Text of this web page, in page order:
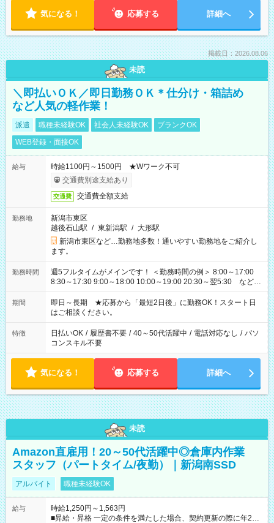
気になる！ 応募する 詳細へ
掲載日：2026.08.06
未読
＼即払いＯＫ／即日勤務ＯＫ＊仕分け・箱詰め
など人気の軽作業！
派遣 職種未経験OK 社会人未経験OK
ブランクOK
WEB登録・面接OK
給与
時給1100円～1500円 ★Wワーク不可
交通費別途支給あり
交通費 交通費全額支給
勤務地
新潟市東区
越後石山駅 / 東新潟駅 / 大形駅
新潟市東区など…勤務地多数！通いやすい勤務地をご紹介し
ます。
勤務時間
週5フルタイムがメインです！ ＜勤務時間の例＞ 8:00～17:00
8:30～17:30 9:00～18:00 10:00～19:00 20:30～翌5:30 など ★
その他にも勤務時間多数！ 日勤のみ、残業なし、交替制など
ご希望を教えてください！
期間
即日～長期 ★応募から「最短2日後」に勤務OK！スタート日
はご相談ください。
特徴 日払いOK / 履歴書不要 / 40～50代活躍中 / 電話対応なし / パソ
コンスキル不要
気になる！ 応募する 詳細へ
未読
Amazon直雇用！20～50代活躍中◎倉庫内作業
スタッフ（パートタイム/夜勤）｜新潟南SSD
アルバイト 職種未経験OK
給与
時給1,250円～1,563円
■昇給・昇格 一定の条件を満たした場合、契約更新の際に年2回